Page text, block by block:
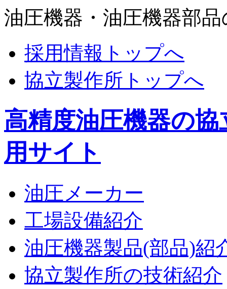
油圧機器・油圧機器部
採用情報トップへ
協立製作所トップへ
高精度油圧機器の
用サイト
油圧メーカー
工場設備紹介
油圧機器製品(部品)紹
協立製作所の技術紹介